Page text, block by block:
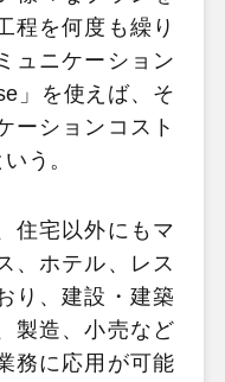
程を何度も繰り
ュニケーション
」を使えば、そ
ーションコスト
う。
住宅以外にもマ
、ホテル、レス
り、建設・建築
製造、小売など
務に応用が可能